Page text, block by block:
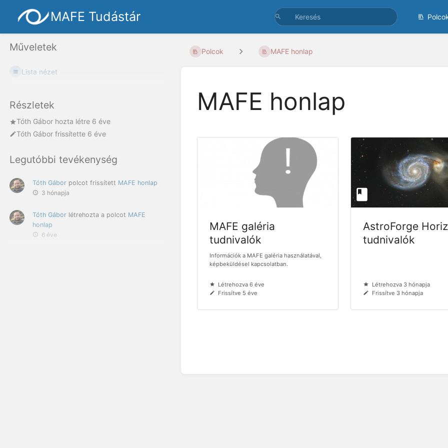
MAFE Tudástár
Műveletek
Lista nézet
Részletek
Tóth Gábor hozta létre 6 éve
Tóth Gábor frissítette 6 éve
Legutóbbi tevékenység
Tóth Gábor polcot frissített MAFE honlap
3 hónapja
Tóth Gábor létrehozta a polcot MAFE
honlap
6 éve
Polcok MAFE honlap
MAFE honlap
MAFE galéria
tudnivalók
Információk a MAFE galéria használatával,
képbeküldésel kapcsolatban.
Létrehozva 6 éve
Frissítve 5 éve
AstroForge
tudnivalók
Létrehozva 3 hónapja
Frissítve 3 hónapja